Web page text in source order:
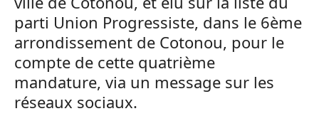
parti Union Progressiste, dans le 6ème
arrondissement de Cotonou, pour le
compte de cette quatrième
mandature, via un message sur les
réseaux sociaux.